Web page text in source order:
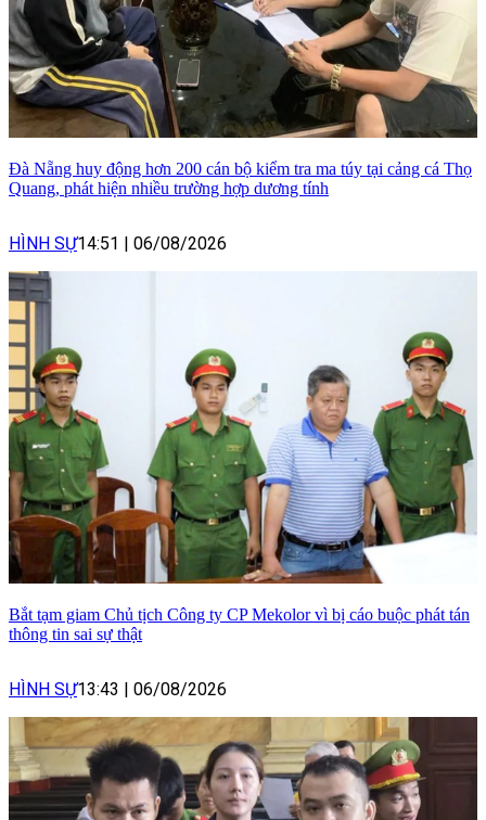
Đà Nẵng huy động hơn 200 cán bộ kiểm tra ma túy tại cảng cá Thọ
Quang, phát hiện nhiều trường hợp dương tính
HÌNH SỰ14:51 06/08/2026
Bắt tạm giam Chủ tịch Công ty CP Mekolor vì bị cáo buộc phát tán
thông tin sai sự thật
HÌNH SỰ13:43 06/08/2026